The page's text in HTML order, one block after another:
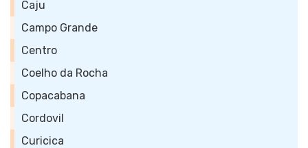
Caju
Campo Grande
Centro
Coelho da Rocha
Copacabana
Cordovil
Curicica